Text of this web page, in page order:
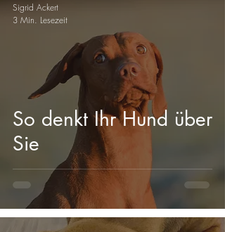
So denkt Ihr Hund über
Sie
Sigrid Ackert
3 Min. Lesezeit